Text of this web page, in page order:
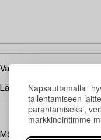
Napsauttamalla
tallentamiseen
parantamiseksi,
markkinointimme
Vasarahinta
Lähtöhinta
Magazine "Puss",